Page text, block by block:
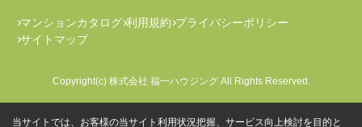
マンションカタログ 利用規約 プライバシーポリシー
サイトマップ
Copyright(c) 株式会社 福一ハウジング All Rights Reserved.
当サイトでは、お客様の当サイト利用状況把握、サービス向上検討を目的と